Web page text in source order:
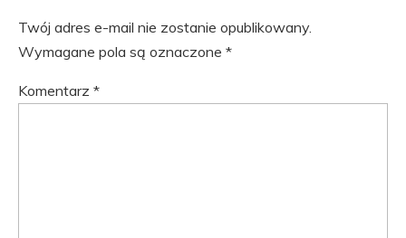
Twój adres e-mail nie zostanie opublikowany.
Wymagane pola są oznaczone *
Komentarz *